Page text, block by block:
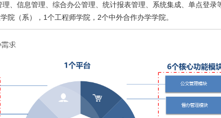
、信息管理、综合办公管理、统计报表管理、系统集成、单点登录
院（系），1个工程师学院，2个中外合作办学学院。